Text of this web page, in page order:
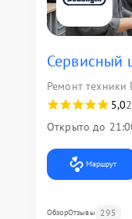
Сервисный
Ремонт техники
5,0
Открыто до
Маршрут
ОбзорОтзывы 295